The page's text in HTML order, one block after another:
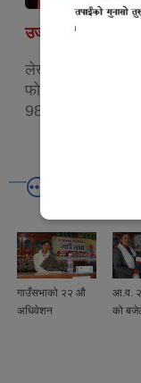
उज्वल चापागाईं
लेखा प्रमुख
फोन:
9857651508
गाउँसभाको २२ औ
अधिवेशन
आ.व.
को